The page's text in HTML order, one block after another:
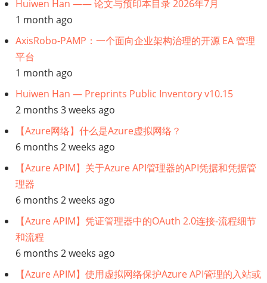
持
GDPR
合
规
决
策
的
人
工
智
Huiwen Han —— 论文与预印本目录 2026年7月
1 month ago
AxisRobo-PAMP：一个面向企业架构治理的开源 EA 管理
平台
1 month ago
Huiwen Han — Preprints Public Inventory v10.15
2 months 3 weeks ago
【Azure网络】什么是Azure虚拟网络？
6 months 2 weeks ago
【Azure APIM】关于Azure API管理器的API凭据和凭据管
理器
6 months 2 weeks ago
【Azure APIM】凭证管理器中的OAuth 2.0连接-流程细节
和流程
6 months 2 weeks ago
【Azure APIM】使用虚拟网络保护Azure API管理的入站或